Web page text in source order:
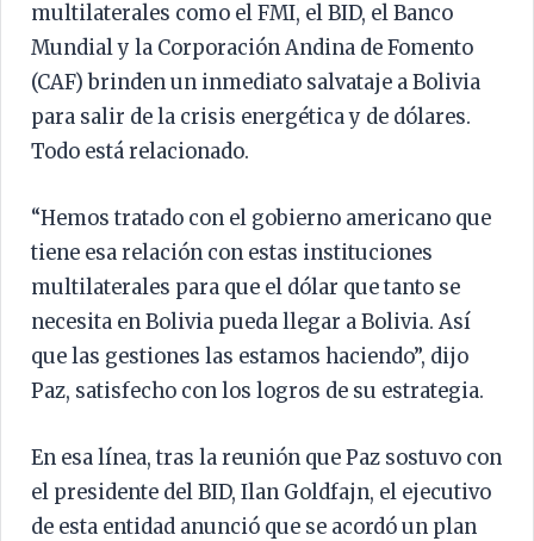
multilaterales como el FMI, el BID, el Banco
Mundial y la Corporación Andina de Fomento
(CAF) brinden un inmediato salvataje a Bolivia
para salir de la crisis energética y de dólares.
Todo está relacionado.
“Hemos tratado con el gobierno americano que
tiene esa relación con estas instituciones
multilaterales para que el dólar que tanto se
necesita en Bolivia pueda llegar a Bolivia. Así
que las gestiones las estamos haciendo”, dijo
Paz, satisfecho con los logros de su estrategia.
En esa línea, tras la reunión que Paz sostuvo con
el presidente del BID, Ilan Goldfajn, el ejecutivo
de esta entidad anunció que se acordó un plan